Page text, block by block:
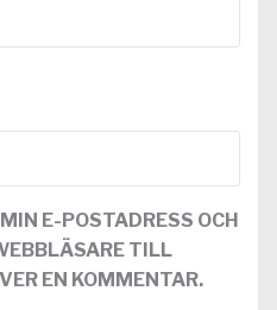
E-POSTADRESS OCH
TILL
EN KOMMENTAR.